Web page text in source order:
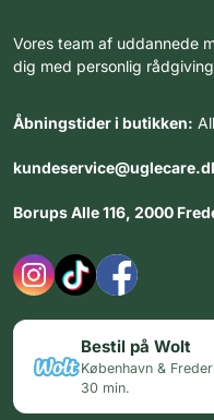
Vores team af uddannede
dig med personlig
Åbningstider i butikken:
Borups Alle 116, 2000
Bestil på Wolt
København &
30 min.